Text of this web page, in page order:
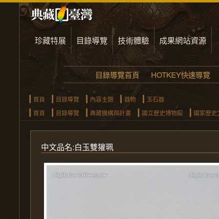
珍藏特展 目錄導覽 技術體驗 成果網站資源
目錄導覽首頁 HOTKEY快速導覽
首頁 目錄導覽 內容主題 器物
玉石器
首頁
目錄導覽 典藏機構與計畫 國立歷史博物館 國家歷
中文品名:白玉雙獾珮